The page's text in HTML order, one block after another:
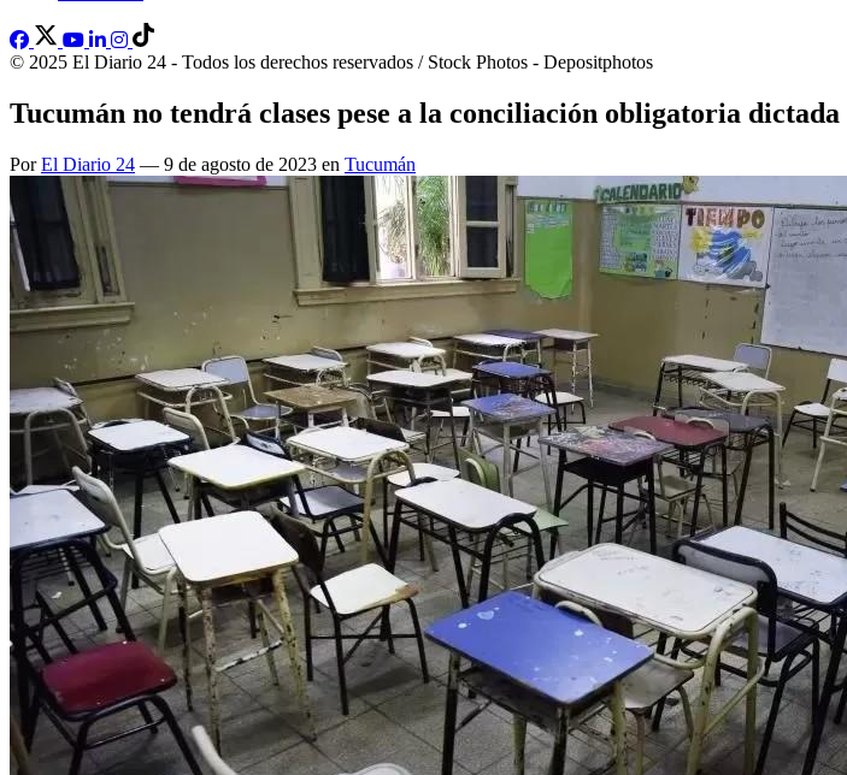
© 2025 El Diario 24 - Todos los derechos reservados / Stock Photos - Depositphotos
Tucumán no tendrá clases pese a la conciliación obligatoria
PorEl Diario 24 — 9 de agosto de 2023 en Tucumán